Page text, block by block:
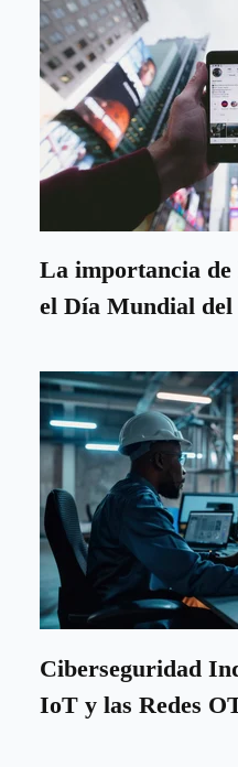
La importancia de
el Día Mundial
Ciberseguridad
IoT y las Redes